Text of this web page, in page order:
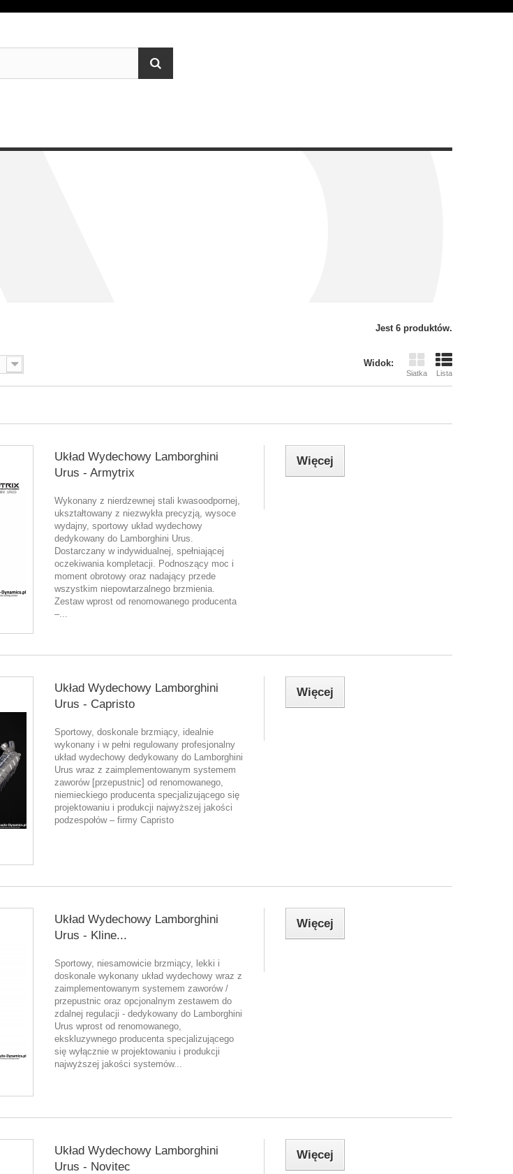
Jest 6 produktów.
Widok:
Siatka Lista
Układ Wydechowy Lamborghini
Urus - Armytrix
Wykonany z nierdzewnej stali kwasoodpornej,
ukształtowany z niezwykła precyzją, wysoce
wydajny, sportowy układ wydechowy
dedykowany do Lamborghini Urus.
Dostarczany w indywidualnej, spełniającej
oczekiwania kompletacji. Podnoszący moc i
moment obrotowy oraz nadający przede
wszystkim niepowtarzalnego brzmienia.
Zestaw wprost od renomowanego producenta
–...
Więcej
Układ Wydechowy Lamborghini
Urus - Capristo
Sportowy, doskonale brzmiący, idealnie
wykonany i w pełni regulowany profesjonalny
układ wydechowy dedykowany do Lamborghini
Urus wraz z zaimplementowanym systemem
zaworów [przepustnic] od renomowanego,
niemieckiego producenta specjalizującego się
projektowaniu i produkcji najwyższej jakości
podzespołów – firmy Capristo
Więcej
Układ Wydechowy Lamborghini
Urus - Kline...
Sportowy, niesamowicie brzmiący, lekki i
doskonale wykonany układ wydechowy wraz z
zaimplementowanym systemem zaworów /
przepustnic oraz opcjonalnym zestawem do
zdalnej regulacji - dedykowany do Lamborghini
Urus wprost od renomowanego,
ekskluzywnego producenta specjalizującego
się wyłącznie w projektowaniu i produkcji
najwyższej jakości systemów...
Więcej
Układ Wydechowy Lamborghini
Urus - Novitec
Więcej